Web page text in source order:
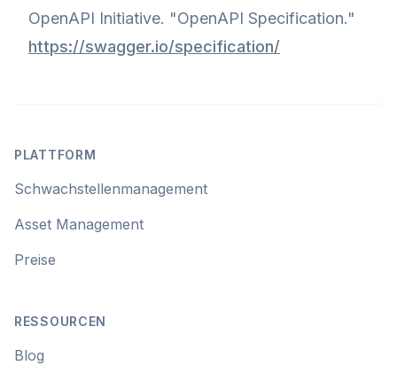
OpenAPI Initiative. "OpenAPI Specification."
https://swagger.io/specification/
PLATTFORM
Schwachstellenmanagement
Asset Management
Preise
RESSOURCEN
Blog